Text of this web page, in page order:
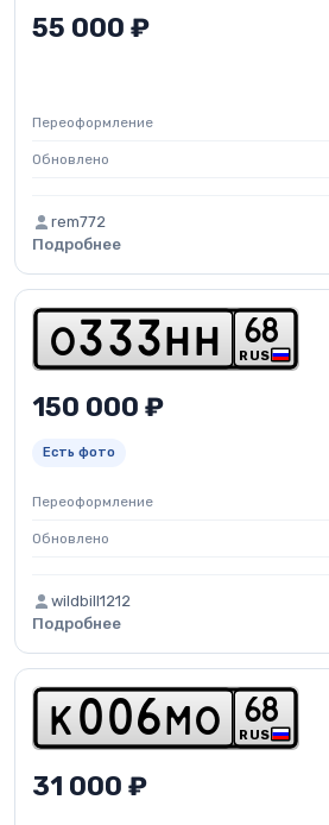
55 000 ₽
Переоформление
Обновлено
rem772
Подробнее
o3 3 3 h h RUS
68
150 000 ₽
Есть фото
Переоформление
Обновлено
wildbill1212
Подробнее
k 0 0 6 m o RUS
68
31 000 ₽